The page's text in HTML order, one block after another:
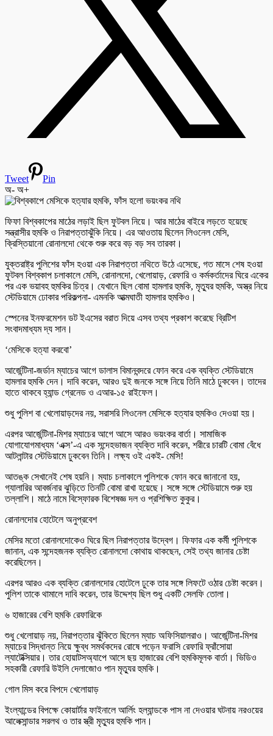
Tweet
Pin
অ- অ+
ফিফা বিশ্বকাপের মাঠের লড়াই ছিল ফুটবল নিয়ে। আর মাঠের বাইরে লড়তে হয়েছে
সন্ত্রাসীর হুমকি ও নিরাপত্তাঝুঁকি নিয়ে। এর আওতায় ছিলেন লিওনেল মেসি,
ক্রিস্তিয়ানো রোনালদো থেকে শুরু করে বড় বড় সব তারকা।
যুক্তরাষ্ট্র পুলিশের ফাঁস হওয়া এক নিরাপত্তা নথিতে উঠে এসেছে, গত মাসে শেষ হওয়া
ফুটবল বিশ্বকাপ চলাকালে মেসি, রোনালদো, খেলোয়াড়, রেফারি ও কর্মকর্তাদের ঘিরে একের
পর এক ভয়াবহ হুমকির চিত্র। যেখানে ছিল বোমা হামলার হুমকি, মৃত্যুর হুমকি, অস্ত্র নিয়ে
স্টেডিয়ামে ঢোকার পরিকল্পনা- এমনকি আত্মঘাতী হামলার হুমকিও।
স্পেনের ইনফরমেশন ডট ইএসের বরাত দিয়ে এসব তথ্য প্রকাশ করেছে ব্রিটিশ
সংবাদমাধ্যম দ্য সান।
‘মেসিকে হত্যা করবো’
আর্জেন্টিনা-জর্ডান ম্যাচের আগে ডালাস বিমানবন্দরে ফোন করে এক ব্যক্তি স্টেডিয়ামে
হামলার হুমকি দেন। দাবি করেন, আরও দুই জনকে সঙ্গে নিয়ে তিনি মাঠে ঢুকবেন। তাদের
হাতে থাকবে হ্যান্ড গ্রেনেড ও এআর-১৫ রাইফেল।
শুধু পুলিশ বা খেলোয়াড়দের নয়, সরাসরি লিওনেল মেসিকে হত্যার হুমকিও দেওয়া হয়।
এরপর আর্জেন্টিনা-মিশর ম্যাচের আগে আসে আরও ভয়ংকর বার্তা। সামাজিক
যোগাযোগমাধ্যম ‘এক্স’-এ এক সন্দেহভাজন ব্যক্তি দাবি করেন, শরীরে চারটি বোমা বেঁধে
আটলান্টার স্টেডিয়ামে ঢুকবেন তিনি। লক্ষ্য ওই একই- মেসি!
আতঙ্ক সেখানেই শেষ হয়নি। ম্যাচ চলাকালে পুলিশকে ফোন করে জানানো হয়,
গ্যালারির আবর্জনার ঝুড়িতে তিনটি বোমা রাখা হয়েছে। সঙ্গে সঙ্গে স্টেডিয়ামে শুরু হয়
তল্লাশি। মাঠে নামে বিস্ফোরক বিশেষজ্ঞ দল ও প্রশিক্ষিত কুকুর।
রোনালদোর হোটেলে অনুপ্রবেশ
মেসির মতো রোনালদোকেও ঘিরে ছিল নিরাপত্তার উদ্বেগ। ফিফার এক কর্মী পুলিশকে
জানান, এক সন্দেহজনক ব্যক্তি রোনালদো কোথায় থাকছেন, সেই তথ্য জানার চেষ্টা
করেছিলেন।
এরপর আরও এক ব্যক্তি রোনালদোর হোটেলে ঢুকে তার সঙ্গে লিফটে ওঠার চেষ্টা করেন।
পুলিশ তাকে থামালে দাবি করেন, তার উদ্দেশ্য ছিল শুধু একটি সেলফি তোলা।
৬ হাজারের বেশি হুমকি রেফারিকে
শুধু খেলোয়াড় নয়, নিরাপত্তার ঝুঁকিতে ছিলেন ম্যাচ অফিসিয়ালরাও। আর্জেন্টিনা-মিশর
ম্যাচের সিদ্ধান্ত নিয়ে ক্ষুব্ধ সমর্থকদের রোষে পড়েন ফরাসি রেফারি ফ্রাঁসোয়া
ল্যাটেক্সিয়ার। তার হোয়াটসঅ্যাপে আসে ছয় হাজারের বেশি হুমকিমূলক বার্তা। ভিডিও
সহকারী রেফারি উইলি দেলাজোও পান মৃত্যুর হুমকি।
গোল মিস করে বিপদে খেলোয়াড়
ইংল্যান্ডের বিপক্ষে কোয়ার্টার ফাইনালে আর্লিং হল্যান্ডকে পাস না দেওয়ার ঘটনায় নরওয়ের
আলেক্সান্ডার সরলথ ও তার স্ত্রী মৃত্যুর হুমকি পান।